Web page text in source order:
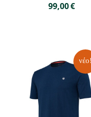
99,00€
νέο!